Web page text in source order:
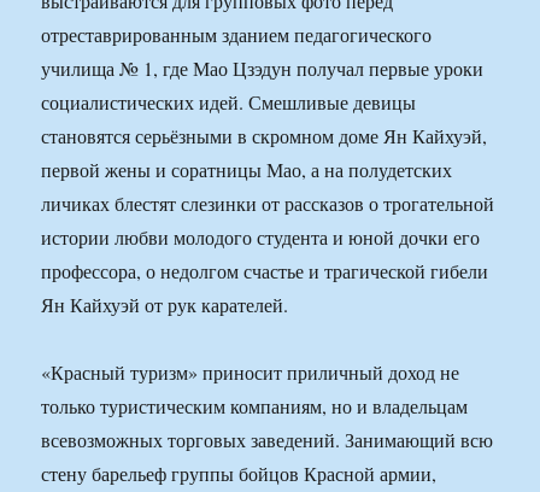
отреставрированным зданием педагогического
училища № 1, где Мао Цзэдун получал первые уроки
социалистических идей. Смешливые девицы
становятся серьёзными в скромном доме Ян Кайхуэй,
первой жены и соратницы Мао, а на полудетских
личиках блестят слезинки от рассказов о трогательной
истории любви молодого студента и юной дочки его
профессора, о недолгом счастье и трагической гибели
Ян Кайхуэй от рук карателей.
«Красный туризм» приносит приличный доход не
только туристическим компаниям, но и владельцам
всевозможных торговых заведений. Занимающий всю
стену барельеф группы бойцов Красной армии,